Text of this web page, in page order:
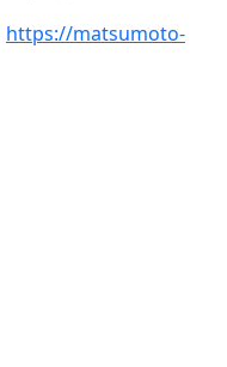
https://matsumoto-